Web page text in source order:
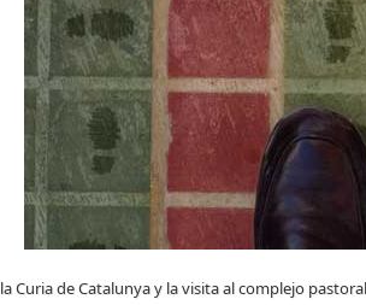
la Curia de Catalunya y la visita al complejo